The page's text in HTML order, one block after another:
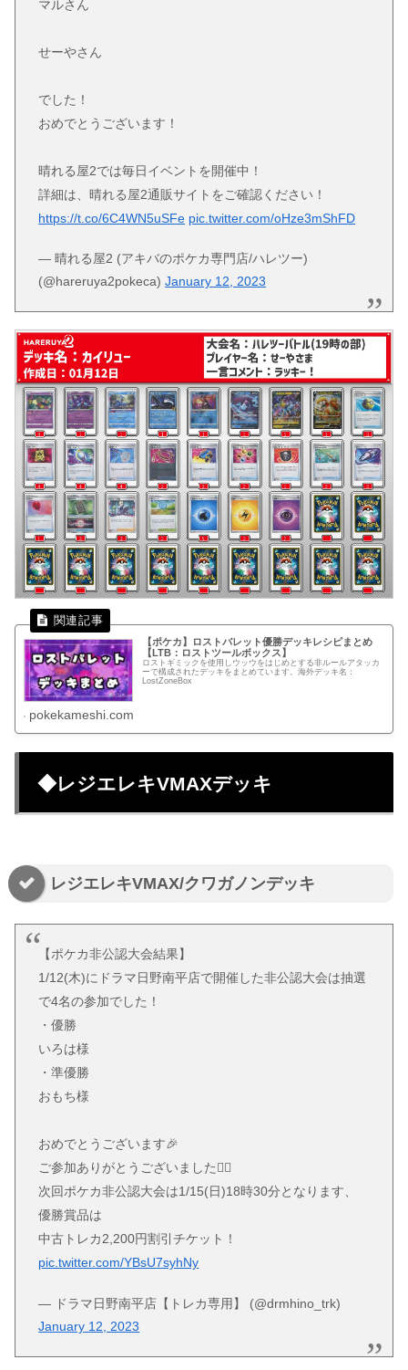
マルさん
せーやさん
でした！
おめでとうございます！
晴れる屋2では毎日イベントを開催中！
詳細は、晴れる屋2通販サイトをご確認ください！
https://t.co/6C4WN5uSFe pic.twitter.com/oHze3mShFD
— 晴れる屋2 (アキバのポケカ専門店/ハレツー)
(@hareruya2pokeca)January 12, 2023
【ポケカ】ロストバレット優勝デッキレシピまとめ
【LTB：ロストツールボックス】
ロストギミックを使用しウッウをはじめとする非ルールアタッカ
ーで構成されたデッキをまとめています。海外デッキ名：
LostZoneBox
pokekameshi.com
◆レジエレキVMAXデッキ
レジエレキVMAX/クワガノンデッキ
【ポケカ非公認大会結果】
1/12(木)にドラマ日野南平店で開催した非公認大会は抽選
で4名の参加でした！
・優勝
いろは様
・準優勝
おもち様
おめでとうございます🎉
ご参加ありがとうございました🙇‍♂️
次回ポケカ非公認大会は1/15(日)18時30分となります、
優勝賞品は
中古トレカ2,200円割引チケット！
pic.twitter.com/YBsU7syhNy
— ドラマ日野南平店【トレカ専用】 (@drmhino_trk)
January 12, 2023